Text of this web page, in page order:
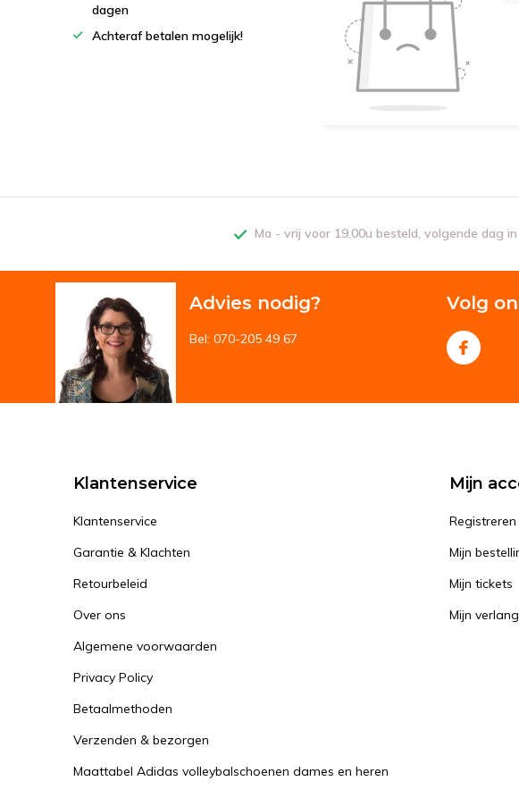
dagen
Achteraf betalen mogelijk!
Ma - vrij voor 19.00u besteld, volgende dag in
Advies nodig?
Bel: 070-205 49 67
Volg
Klantenservice
Klantenservice
Garantie & Klachten
Retourbeleid
Over ons
Algemene voorwaarden
Privacy Policy
Betaalmethoden
Verzenden & bezorgen
Maattabel Adidas volleybalschoenen dames en heren
Mijn
Registreren
Mijn
Mijn tickets
Mijn